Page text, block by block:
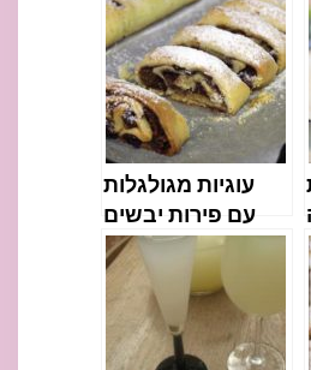
עוגיות מגולגלות
עם פירות יבשים